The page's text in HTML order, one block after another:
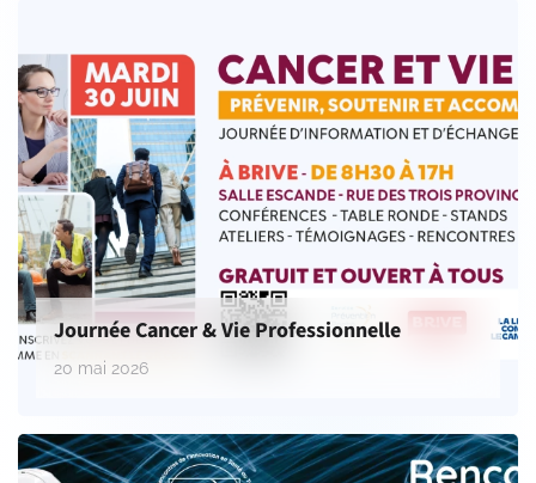
Journée Cancer & Vie Professionnelle
20 mai 2026